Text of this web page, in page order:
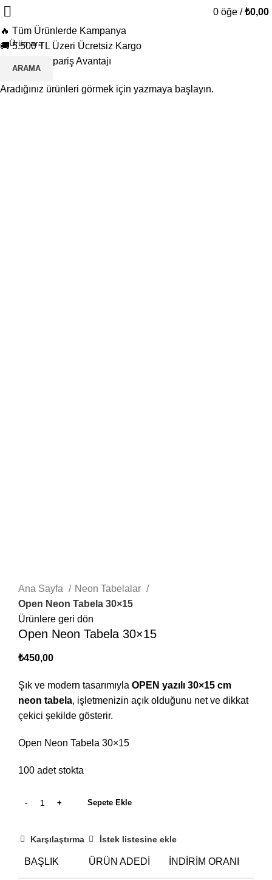
0 öğe / ₺0,00
🔥 Tüm Ürünlerde Kampanya
🚚 5.500 TL Üzeri Ücretsiz Kargo
🎁 Toptan Sipariş Avantajı
Ana Sayfa
Neon Tabelalar
Open Neon Tabela 30×15
Ürünlere geri dön
Open Neon Tabela 30×15
₺450,00
Şık ve modern tasarımıyla OPEN yazılı 30×15 cm
neon tabela, işletmenizin açık olduğunu net ve dikkat
çekici şekilde gösterir.
Open Neon Tabela 30×15
100 adet stokta
Sepete Ekle
Karşılaştırma İstek listesine ekle
BAŞLIK ÜRÜN ADEDI İNDIRIM ORANI
ARAMA
Aradığınız ürünleri görmek için yazmaya başlayın.